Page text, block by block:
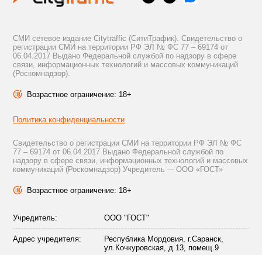
СМИ сетевое издание Citytraffic (СитиТрафик). Свидетельство о
регистрации СМИ на территории РФ ЭЛ № ФС 77 – 69174 от
06.04.2017 Выдано Федеральной службой по надзору в сфере
связи, информационных технологий и массовых коммуникаций
(Роскомнадзор).
Возрастное ограничение: 18+
Политика конфиденциальности
Свидетельство о регистрации СМИ на территории РФ ЭЛ № ФС
77 – 69174 от 06.04.2017 Выдано Федеральной службой по
надзору в сфере связи, информационных технологий и массовых
коммуникаций (Роскомнадзор) Учредитель — ООО «ГОСТ»
Возрастное ограничение: 18+
Учредитель: ООО "ГОСТ"
Адрес учредителя:
Республика Мордовия, г.Саранск,
ул.Кочкуровская, д.13, помещ.9